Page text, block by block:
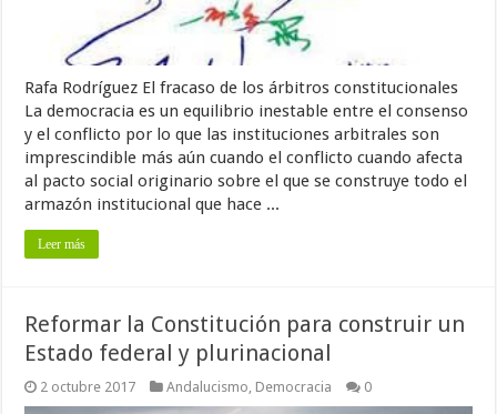
Rafa Rodríguez El fracaso de los árbitros constitucionales
La democracia es un equilibrio inestable entre el consenso
y el conflicto por lo que las instituciones arbitrales son
imprescindible más aún cuando el conflicto cuando afecta
al pacto social originario sobre el que se construye todo el
armazón institucional que hace ...
Leer más
Reformar la Constitución para construir un
Estado federal y plurinacional
2 octubre 2017 Andalucismo Democracia 0